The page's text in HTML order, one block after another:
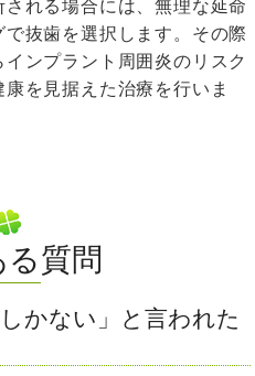
れる場合には、無理な延命
抜歯を選択します。その際
ンプラント周囲炎のリスク
を見据えた治療を行いま
質問
かない」と言われた